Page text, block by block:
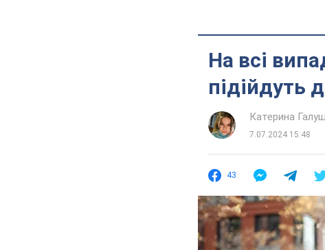
На всі
підійдуть
Катерина
7.07.2024 15:48
43